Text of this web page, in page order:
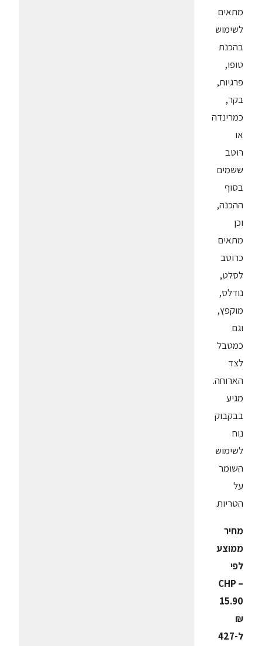
מתאים
לשימוש
בהכנת
טופו,
פרגיות,
בקר,
כמרינדה
או
רוטב
ששמים
בסוף
ההכנה,
וכן
מתאים
כרוטב
לסלט,
נודלס,
מוקפץ,
וגם
כמטבל
לצד
הארוחה.
מגיע
בבקבוק
נוח
לשימוש
השומר
על
הטריות.
מחיר
ממוצע
לפי
CHP –
15.90
₪
ל-427